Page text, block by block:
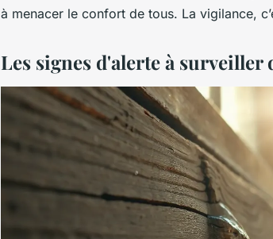
à menacer le confort de tous. La vigilance,
Les signes d'alerte à